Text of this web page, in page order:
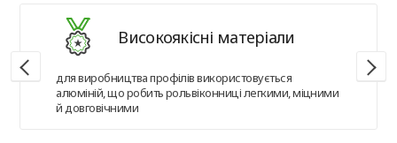
Високоякісні матеріали
для виробництва профілів використовується
алюміній, що робить рольвіконниці легкими, міцними
й довговічними